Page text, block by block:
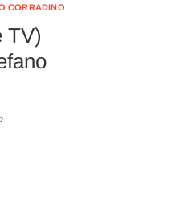
CORRADINO
TV)